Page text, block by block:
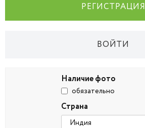
РЕГИСТРАЦИЯ
ВОЙТИ
Наличие фото
обязательно
Страна